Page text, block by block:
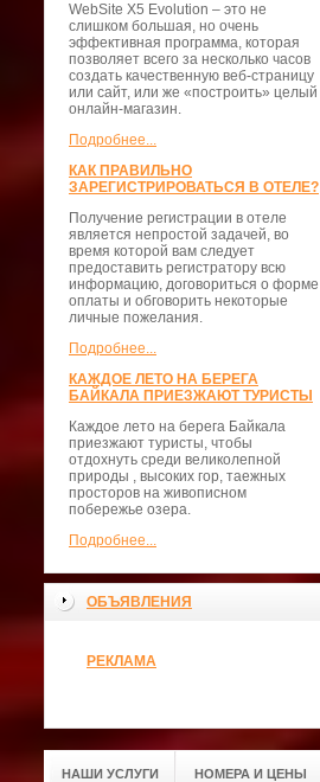
WebSite X5 Evolution – это не
слишком большая, но очень
эффективная программа, которая
позволяет всего за несколько часов
создать качественную веб-страницу
или сайт, или же «построить» целый
онлайн-магазин.
Подробнее...
КАК ПРАВИЛЬНО
ЗАРЕГИСТРИРОВАТЬСЯ В ОТЕЛЕ?
Получение регистрации в отеле
является непростой задачей, во
время которой вам следует
предоставить регистратору всю
информацию, договориться о форме
оплаты и обговорить некоторые
личные пожелания.
Подробнее...
КАЖДОЕ ЛЕТО НА БЕРЕГА
БАЙКАЛА ПРИЕЗЖАЮТ ТУРИСТЫ
Каждое лето на берега Байкала
приезжают туристы, чтобы
отдохнуть среди великолепной
природы , высоких гор, таежных
просторов на живописном
побережье озера.
Подробнее...
ОБЪЯВЛЕНИЯ
РЕКЛАМА
НАШИ УСЛУГИ НОМЕРА И ЦЕНЫ